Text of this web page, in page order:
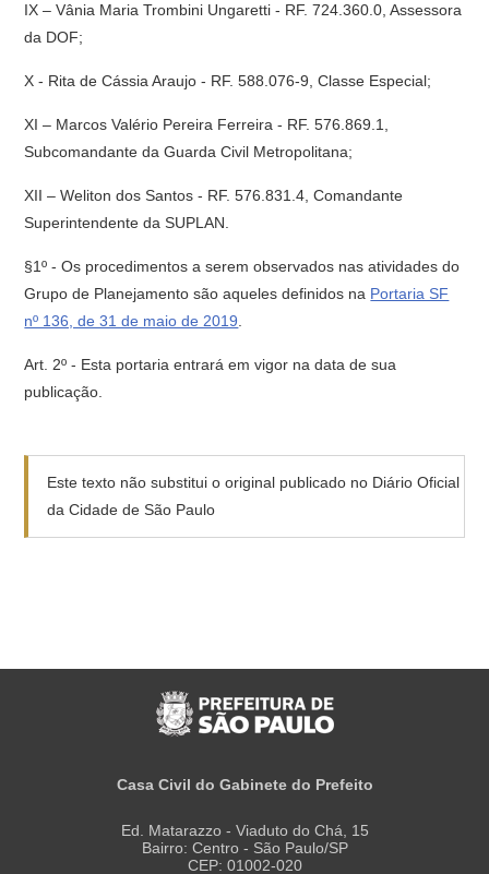
IX – Vânia Maria Trombini Ungaretti - RF. 724.360.0, Assessora
da DOF;
X - Rita de Cássia Araujo - RF. 588.076-9, Classe Especial;
XI – Marcos Valério Pereira Ferreira - RF. 576.869.1,
Subcomandante da Guarda Civil Metropolitana;
XII – Weliton dos Santos - RF. 576.831.4, Comandante
Superintendente da SUPLAN.
§1º - Os procedimentos a serem observados nas atividades do
Grupo de Planejamento são aqueles definidos na Portaria SF
nº 136, de 31 de maio de 2019
Art. 2º - Esta portaria entrará em vigor na data de sua
publicação.
Este texto não substitui o original publicado no Diário Oficial
da Cidade de São Paulo
Casa Civil do Gabinete do Prefeito
Ed. Matarazzo - Viaduto do Chá, 15
Bairro: Centro - São Paulo/SP
CEP: 01002-020